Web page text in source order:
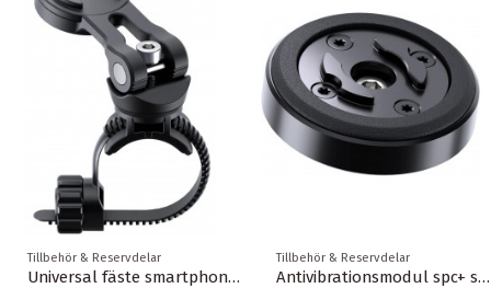
Tillbehör & Reservdelar
Universal fäste smartphone bike mount spc/spc+ sp connect
Tillbehör & Reservdelar
Antivibrationsmodul spc+ svart sp connect